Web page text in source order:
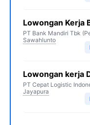
Lowongan Kerja
PT Bank Mandiri Tbk
Sawahlunto
Lowongan kerja
PT Cepat Logistic
Jayapura